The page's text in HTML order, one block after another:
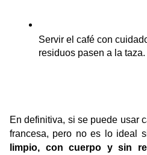
Servir el café con
residuos pasen a la taza.
En definitiva, si se puede usar
francesa, pero no es lo ideal
limpio, con cuerpo y sin